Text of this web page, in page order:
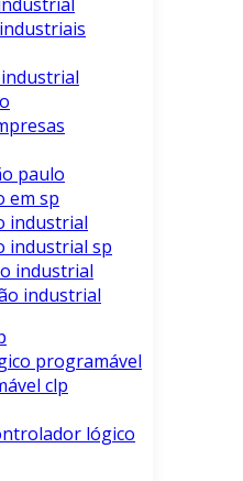
paulo
em sp
industrial
industrial sp
industrial
industrial
programável
clp
lógico